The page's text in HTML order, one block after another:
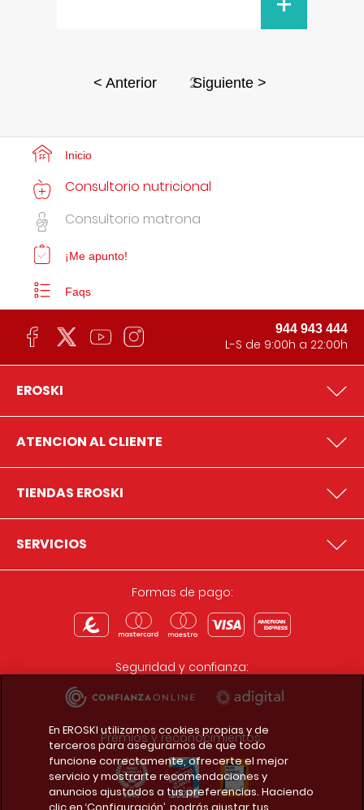
< Anterior 2Siguiente >
Inicio
Consultorio nutricional
Consultorio matrona
¡Me apunto!
Faqs
944 943 444
L-S de 9:00h a 22:00h
EROSKI
ATENCION AL CLIENTE
TIENDAS EROSKI
SERVICIOS
Formas de pago:
Seguridad y confianza:
Premios y reconocimientos:
En EROSKI utilizamos cookies propias y de
terceros para asegurarnos de que todo
funcione correctamente, ofrecerte el mejor
servicio y mostrarte recomendaciones y
anuncios ajustados a tus preferencias. Haciendo
clic en ‘Configuración’, podrás ajustar tus